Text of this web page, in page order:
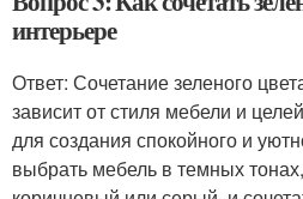
интерьере
Ответ: Сочетание зеленого
зависит от стиля мебели и
для создания спокойного и
выбрать мебель в темных